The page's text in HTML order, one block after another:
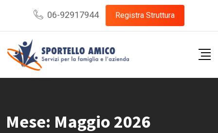
content
06-92917944 Registra Struttura
Mese: Maggio 2026